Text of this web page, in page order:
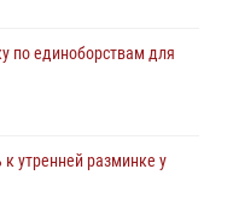
по единоборствам для
утренней разминке у